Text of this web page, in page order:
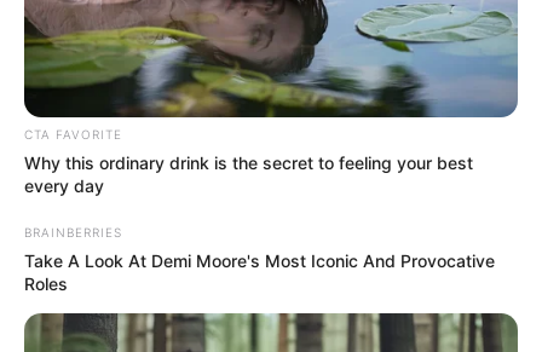
CTA FAVORITE
Why this ordinary drink is the secret to feeling your best
every day
BRAINBERRIES
Take A Look At Demi Moore's Most Iconic And Provocative
Roles